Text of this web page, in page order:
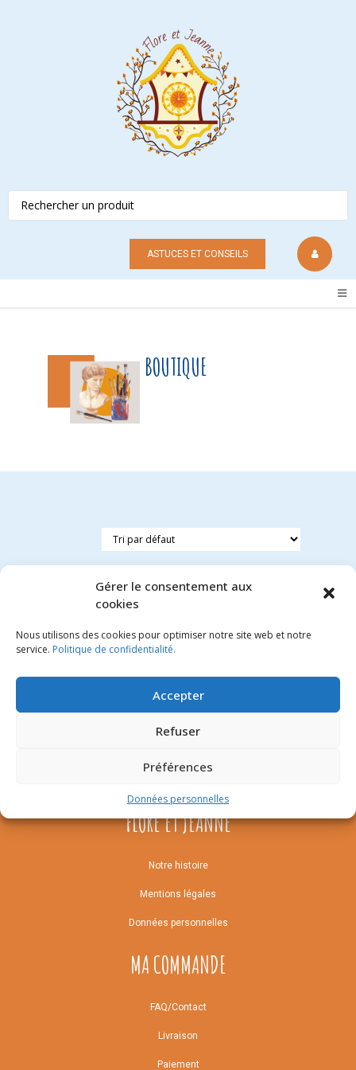
Gérer le consentement aux
cookies
Nous utilisons des cookies pour optimiser notre site web et notre
service. Politique de confidentialité.
Accepter
Refuser
Préférences
Données personnelles
ASTUCES ET CONSEILS
BOUTIQUE
Tirelire
château
4.45€
FLORE ET JEANNE
Notre histoire
Mentions légales
Données personnelles
MA COMMANDE
FAQ/Contact
Livraison
Paiement